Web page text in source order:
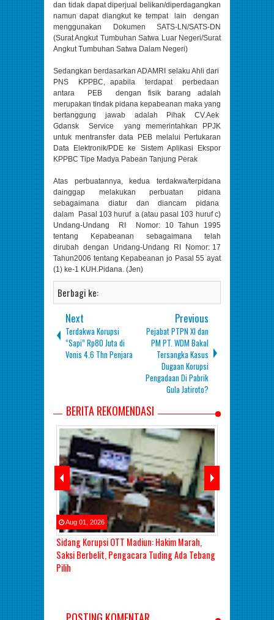
dan tidak dapat diperjual belikan/diperdagangkan
namun dapat diangkut ke tempat lain dengan
menggunakan Dokumen SATS-LN/SATS-DN
(Surat Angkut Tumbuhan Satwa Luar Negeri/Surat
Angkut Tumbuhan Satwa Dalam Negeri)
Sedangkan berdasarkan ADAMRI selaku Ahli dari
PNS KPPBC, apabila terdapat perbedaan
antara PEB dengan fisik barang adalah
merupakan tindak pidana kepabeanan maka yang
bertanggung jawab adalah Pihak CV.Aek
Gdansk Service yang memerintahkan PPJK
untuk mentransfer data PEB melalui Pertukaran
Data Elektronik/PDE ke Sistem Aplikasi Ekspor
KPPBC Tipe Madya Pabean Tanjung Perak
Atas perbuatannya, kedua terdakwa/terpidana
dainggap melakukan perbuatan pidana
sebagaimana diatur dan diancam pidana
dalam Pasal 103 huruf a (atau pasal 103 huruf c)
Undang-Undang RI Nomor: 10 Tahun 1995
tentang Kepabeanan sebagaimana telah
dirubah dengan Undang-Undang RI Nomor: 17
Tahun2006 tentang Kepabeanan jo Pasal 55 ayat
(1) ke-1 KUH.Pidana. (Jen)
Berbagi ke:
Next
Terdakwa Korupsi
“Sapi” Rp80 Juta di
Vonis 4.6 Thn Penjara
Previous
Pejabat PTPN XI dan
PM PT. WDM Bakal
Tersangka Kasus
Dugaan Korupsi
Pengadaan Di Pabrik
Gula Jatiroto?
BERITA REKOMENDASI
Sidang Korupsi OTT Madiun: Hakim Marah,
Saksi Berbelit, Pengacara Tuding Ada Tebang
Pilih
Aug 01 2026